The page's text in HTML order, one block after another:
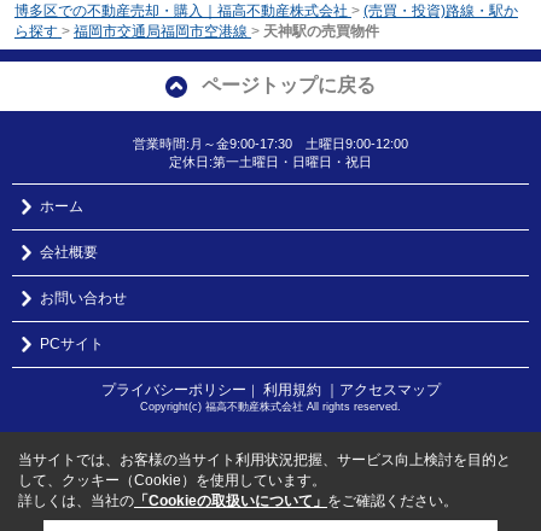
博多区での不動産売却・購入｜福高不動産株式会社 > (売買・投資)路線・駅か
ら探す > 福岡市交通局福岡市空港線 > 天神駅の売買物件
ページトップに戻る
営業時間:月～金9:00-17:30 土曜日9:00-12:00
定休日:第一土曜日・日曜日・祝日
ホーム
会社概要
お問い合わせ
PCサイト
プライバシーポリシー ｜ 利用規約 ｜アクセスマップ
Copyright(c) 福高不動産株式会社 All rights reserved.
当サイトでは、お客様の当サイト利用状況把握、サービス向上検討を目的と
して、クッキー（Cookie）を使用しています。
詳しくは、当社の 「Cookieの取扱いについて」 をご確認ください。